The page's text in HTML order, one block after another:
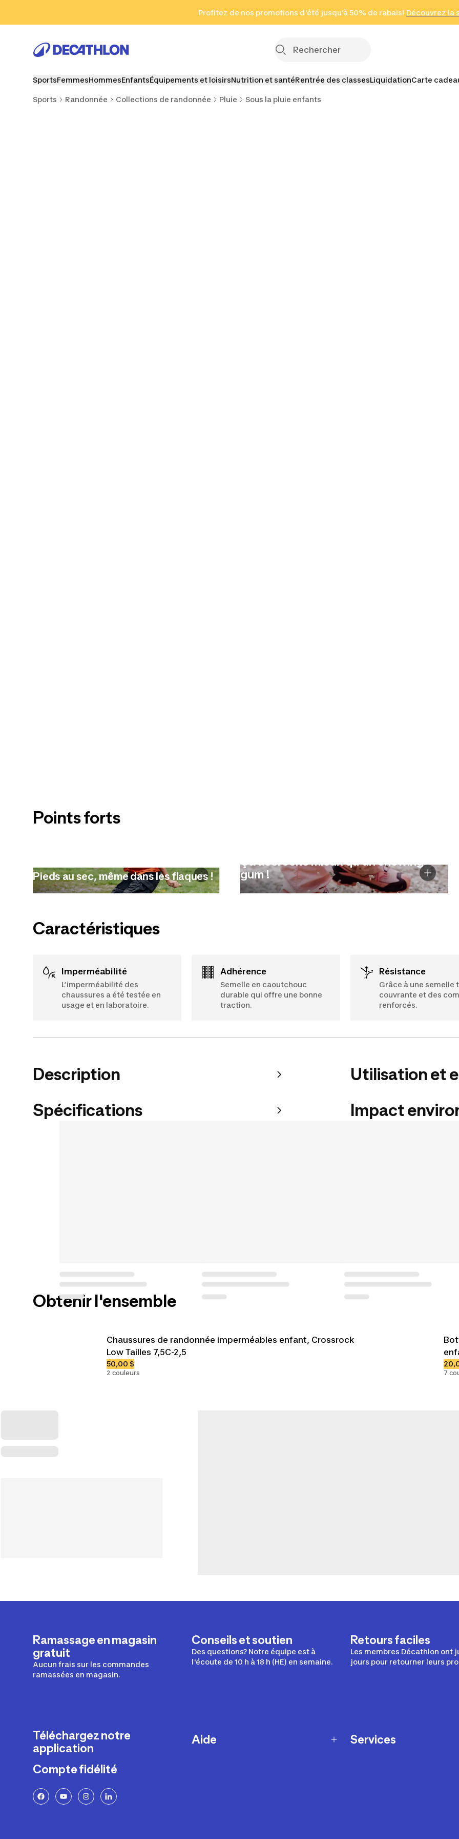
Aller au pied de page
Profitez de nos promotions d'été jusqu'à 50% de rabais! Découvrez la
Cliquez ici
en seulement 2
(Zones sélectionnées)
SportsFemmesHommesEnfantsÉquipements et loisirsNutrition et santéRentrée des classesLiquidationCarte
Sports Randonnée Collections de randonnée Pluie Sous la pluie enfants
Points forts
Pieds au sec, même dans les flaques !
Ça accroche mieux qu’un chewing-
gum !
Caractéristiques
Imperméabilité
L’imperméabilité des
chaussures a été testée en
usage et en laboratoire.
Adhérence
Semelle en caoutchouc
durable qui offre une bonne
traction.
Résistance
Grâce à une semelle
couvrante et des
renforcés.
Description
Spécifications
Utilisation et
Impact
Obtenir l'ensemble
Chaussures de randonnée imperméables enfant, Crossrock
Low Tailles 7,5C-2,5
50,00 $
2 couleurs 7
Ramassage en magasin
gratuit
Aucun frais sur les commandes
ramassées en magasin.
Conseils et soutien
Des questions? Notre équipe est à
l'écoute de 10 h à 18 h (HE) en semaine.
Retours faciles
Les membres Décathlon ont
jours pour retourner leurs
Téléchargez notre
application
Compte fidélité
Aide Services